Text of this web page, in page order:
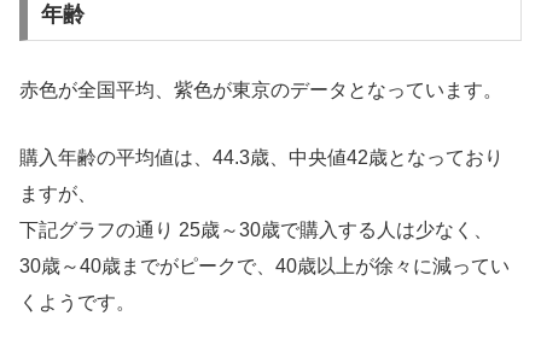
年齢
赤色が全国平均、紫色が東京のデータとなっています。
購入年齢の平均値は、44.3歳、中央値42歳となっており
ますが、
下記グラフの通り 25歳～30歳で購入する人は少なく、
30歳～40歳までがピークで、40歳以上が徐々に減ってい
くようです。